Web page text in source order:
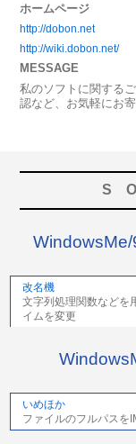
ホームページ
http://dobon.net
http://wiki.dobon.net/
MESSAGE
私のソフトに関する
認など、お気軽にお
WindowsMe/
改名機
文字列処理関数などを
イムを変更
いめほか
ファイルのフルパスを